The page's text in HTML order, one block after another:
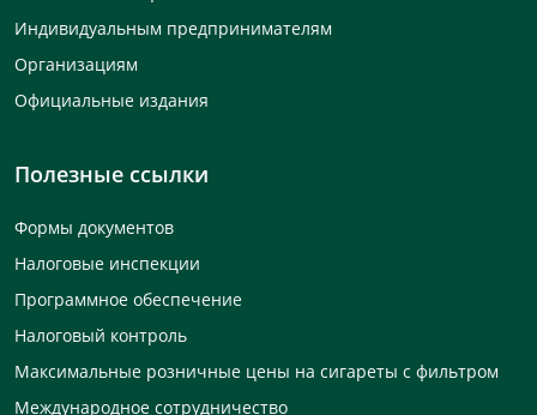
Индивидуальным предпринимателям
Организациям
Официальные издания
Полезные ссылки
Формы документов
Налоговые инспекции
Программное обеспечение
Налоговый контроль
Максимальные розничные цены на сигареты с фильтром
Международное сотрудничество